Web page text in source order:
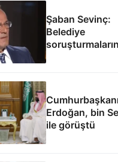
Şaban Sevinç:
Belediye
Erdoğan, bin
ile görüştü